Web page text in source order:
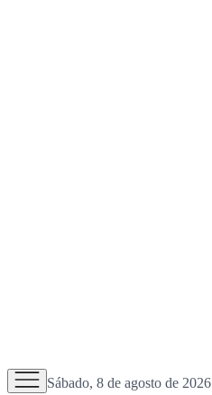
Sábado, 8 de agosto de 2026